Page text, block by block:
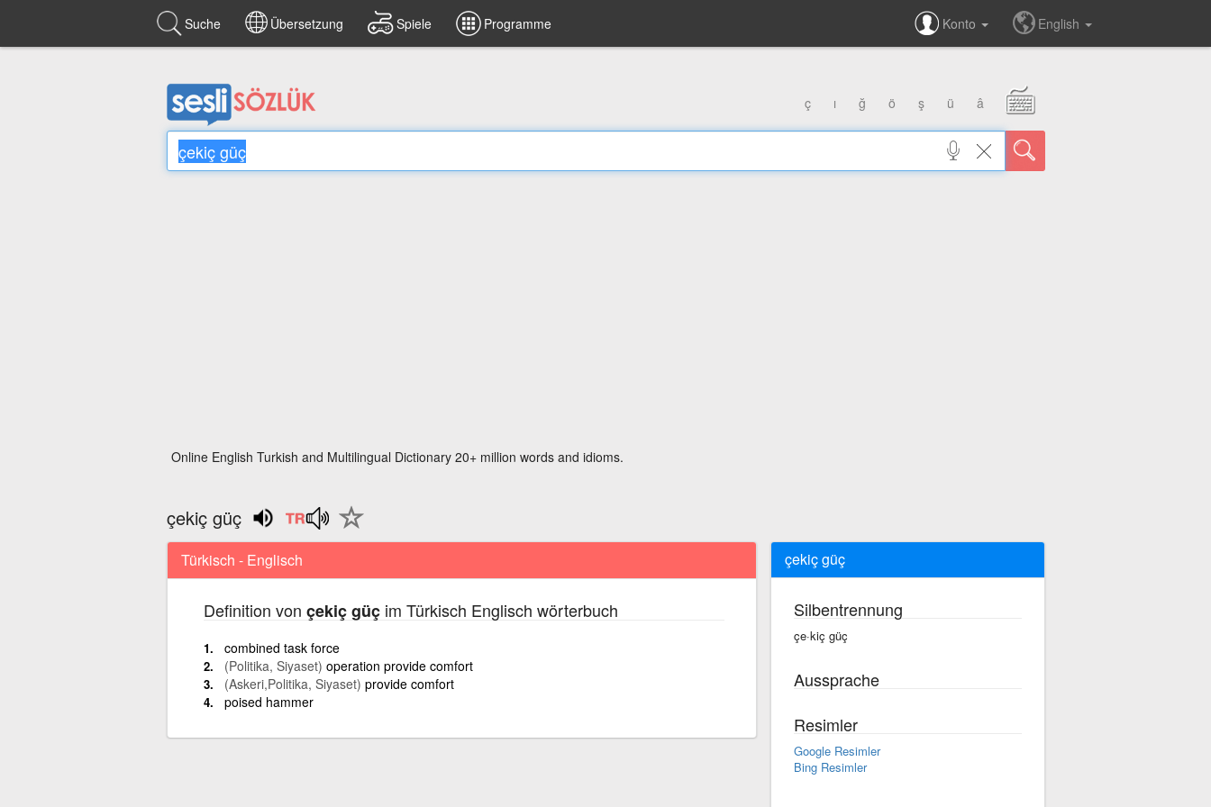
Suche Übersetzung Spiele Programme Konto English
ç ı ğ ö ş ü â
Online English Turkish and Multilingual Dictionary 20+ million words and idioms.
çekiç güç
Türkisch - Englisch
Definition von çekiç güçim Türkisch Englisch wörterbuch
combined task force
(Politika, Siyaset) operation provide comfort
(Askeri,Politika, Siyaset) provide comfort
poised hammer
çekiç güç
Silbentrennung
çe·kiç güç
Aussprache
Resimler
Google Resimler
Bing Resimler